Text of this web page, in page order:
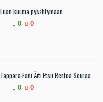
Liian kuuma pysähtymään
0 0
Tappara-Fani Äiti Etsii Rentoa Seuraa
0 0